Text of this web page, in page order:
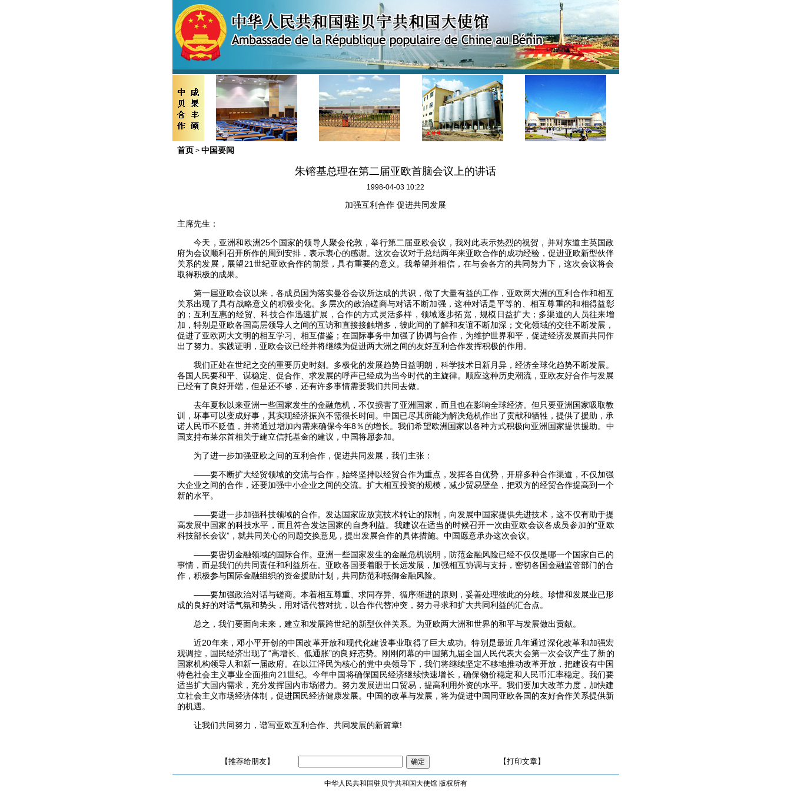
首页 > 中国要闻
朱镕基总理在第二届亚欧首脑会议上的讲话
1998-04-03 10:22
加强互利合作 促进共同发展
主席先生：
今天，亚洲和欧洲25个国家的领导人聚会伦敦，举行第二届亚欧会议，我对此表示热烈的祝贺，并对东道主英国政
府为会议顺利召开所作的周到安排，表示衷心的感谢。这次会议对于总结两年来亚欧合作的成功经验，促进亚欧新型伙伴
关系的发展，展望21世纪亚欧合作的前景，具有重要的意义。我希望并相信，在与会各方的共同努力下，这次会议将会
取得积极的成果。
第一届亚欧会议以来，各成员国为落实曼谷会议所达成的共识，做了大量有益的工作，亚欧两大洲的互利合作和相互
关系出现了具有战略意义的积极变化。多层次的政治磋商与对话不断加强，这种对话是平等的、相互尊重的和相得益彰
的；互利互惠的经贸、科技合作迅速扩展，合作的方式灵活多样，领域逐步拓宽，规模日益扩大；多渠道的人员往来增
加，特别是亚欧各国高层领导人之间的互访和直接接触增多，彼此间的了解和友谊不断加深；文化领域的交往不断发展，
促进了亚欧两大文明的相互学习、相互借鉴；在国际事务中加强了协调与合作，为维护世界和平，促进经济发展而共同作
出了努力。实践证明，亚欧会议已经并将继续为促进两大洲之间的友好互利合作发挥积极的作用。
我们正处在世纪之交的重要历史时刻。多极化的发展趋势日益明朗，科学技术日新月异，经济全球化趋势不断发展。
各国人民要和平、谋稳定、促合作、求发展的呼声已经成为当今时代的主旋律。顺应这种历史潮流，亚欧友好合作与发展
已经有了良好开端，但是还不够，还有许多事情需要我们共同去做。
去年夏秋以来亚洲一些国家发生的金融危机，不仅损害了亚洲国家，而且也在影响全球经济。但只要亚洲国家吸取教
训，坏事可以变成好事，其实现经济振兴不需很长时间。中国已尽其所能为解决危机作出了贡献和牺牲，提供了援助，承
诺人民币不贬值，并将通过增加内需来确保今年8％的增长。我们希望欧洲国家以各种方式积极向亚洲国家提供援助。中
国支持布莱尔首相关于建立信托基金的建议，中国将愿参加。
为了进一步加强亚欧之间的互利合作，促进共同发展，我们主张：
——要不断扩大经贸领域的交流与合作，始终坚持以经贸合作为重点，发挥各自优势，开辟多种合作渠道，不仅加强
大企业之间的合作，还要加强中小企业之间的交流。扩大相互投资的规模，减少贸易壁垒，把双方的经贸合作提高到一个
新的水平。
——要进一步加强科技领域的合作。发达国家应放宽技术转让的限制，向发展中国家提供先进技术，这不仅有助于提
高发展中国家的科技水平，而且符合发达国家的自身利益。我建议在适当的时候召开一次由亚欧会议各成员参加的“亚欧
科技部长会议”，就共同关心的问题交换意见，提出发展合作的具体措施。中国愿意承办这次会议。
——要密切金融领域的国际合作。亚洲一些国家发生的金融危机说明，防范金融风险已经不仅仅是哪一个国家自己的
事情，而是我们的共同责任和利益所在。亚欧各国要着眼于长远发展，加强相互协调与支持，密切各国金融监管部门的合
作，积极参与国际金融组织的资金援助计划，共同防范和抵御金融风险。
——要加强政治对话与磋商。本着相互尊重、求同存异、循序渐进的原则，妥善处理彼此的分歧。珍惜和发展业已形
成的良好的对话气氛和势头，用对话代替对抗，以合作代替冲突，努力寻求和扩大共同利益的汇合点。
总之，我们要面向未来，建立和发展跨世纪的新型伙伴关系。为亚欧两大洲和世界的和平与发展做出贡献。
近20年来，邓小平开创的中国改革开放和现代化建设事业取得了巨大成功。特别是最近几年通过深化改革和加强宏
观调控，国民经济出现了“高增长、低通胀”的良好态势。刚刚闭幕的中国第九届全国人民代表大会第一次会议产生了新的
国家机构领导人和新一届政府。在以江泽民为核心的党中央领导下，我们将继续坚定不移地推动改革开放，把建设有中国
特色社会主义事业全面推向21世纪。今年中国将确保国民经济继续快速增长，确保物价稳定和人民币汇率稳定。我们要
适当扩大国内需求，充分发挥国内市场潜力。努力发展进出口贸易，提高利用外资的水平。我们要加大改革力度，加快建
立社会主义市场经济体制，促进国民经济健康发展。中国的改革与发展，将为促进中国同亚欧各国的友好合作关系提供新
的机遇。
让我们共同努力，谱写亚欧互利合作、共同发展的新篇章!
【推荐给朋友】 【打印文章】
中华人民共和国驻贝宁共和国大使馆 版权所有